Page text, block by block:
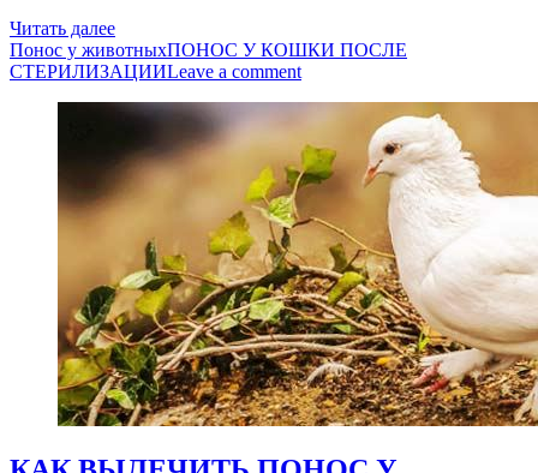
Читать далее
Понос у животныхПОНОС У КОШКИ ПОСЛЕ
СТЕРИЛИЗАЦИИLeave a comment